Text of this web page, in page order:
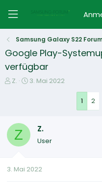
Samsung Galaxy S22
Google Play-
verfügbar
E
e
Z.
E
l
l
m
3. Mai 2022
1 2
Z Z.
User
3. Mai 2022